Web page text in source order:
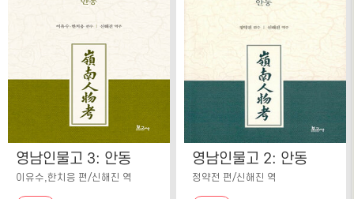
영남인물고 3: 안동
이유수,한치응 편/신해진 역
영남인물고 2: 안동
정약전 편/신해진 역